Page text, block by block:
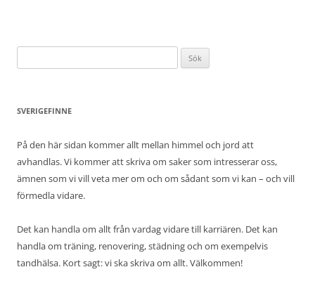
efter:
SVERIGEFINNE
På den här sidan kommer allt mellan himmel och jord att
avhandlas. Vi kommer att skriva om saker som intresserar oss,
ämnen som vi vill veta mer om och om sådant som vi kan – och vill
förmedla vidare.
Det kan handla om allt från vardag vidare till karriären. Det kan
handla om träning, renovering, städning och om exempelvis
tandhälsa. Kort sagt: vi ska skriva om allt. Välkommen!